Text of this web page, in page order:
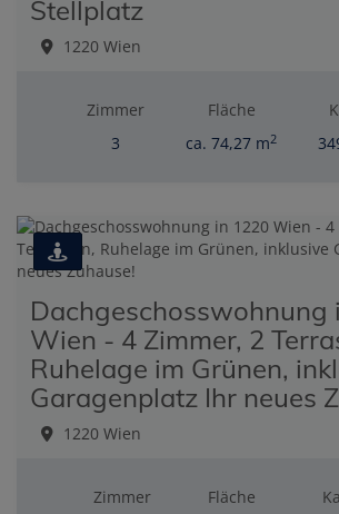
Stellplatz
1220 Wien
Zimmer
3
Fläche
ca. 74,27 m2
Dachgeschosswohnung
Wien - 4 Zimmer, 2
Ruhelage im Grünen,
Garagenplatz Ihr neues
1220 Wien
Zimmer
Fläche